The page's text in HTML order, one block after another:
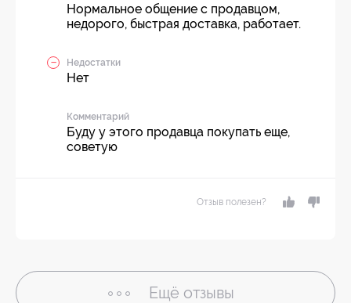
Нормальное общение с продавцом,
недорого, быстрая доставка, работает.
Недостатки
Нет
Комментарий
Буду у этого продавца покупать еще,
советую
Отзыв полезен?
Ещё отзывы